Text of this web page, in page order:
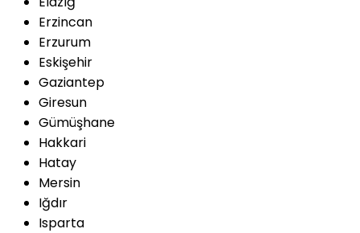
Erzincan
Erzurum
Eskişehir
Gaziantep
Giresun
Gümüşhane
Hakkari
Hatay
Mersin
Iğdır
Isparta